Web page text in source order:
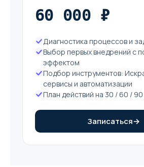
60 000 ₽
Диагностика процессов и
Выбор первых внедрений с
эффектом
Подбор инструментов:
сервисы и автоматизации
План действий на 30 / 60 /
Записаться→